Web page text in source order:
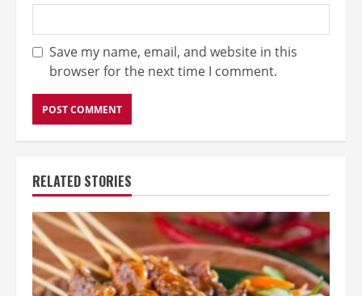
Save my name, email, and website in this
browser for the next time I comment.
RELATED STORIES